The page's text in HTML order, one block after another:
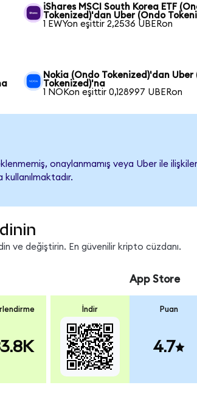
iShares MSCI South Korea ETF
Tokenized)'dan Uber (Ondo
1 EWYon eşittir 2,2536 UBERon
Nokia (Ondo Tokenized)'dan Uber
Tokenized)'na
1 NOKon eşittir 0,128997 UBERon
onaylanmamış veya Uber ile
kullanılmaktadır.
ve değiştirin. En güvenilir kripto cüzdanı.
İndir
App Store
Puan
4.7